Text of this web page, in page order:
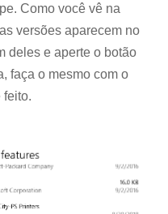
Como você vê na
versões aparecem no
deles e aperte o botão
faça o mesmo com o
feito.